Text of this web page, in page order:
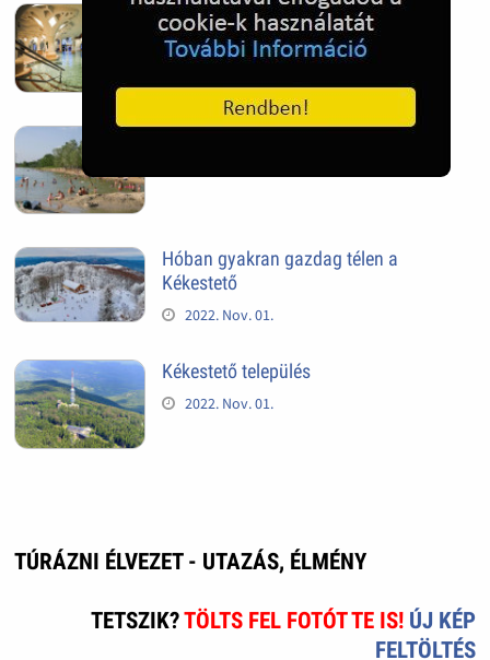
Hagymatikum | Makó fürdő
2022. Nov. 01.
Hóban gyakran gazdag télen a
Kékestető
2022. Nov. 01.
Kékestető település
2022. Nov. 01.
TÚRÁZNI ÉLVEZET - UTAZÁS, ÉLMÉNY
TETSZIK?TÖLTS FEL FOTÓT TE IS! ÚJ KÉP
FELTÖLTÉS